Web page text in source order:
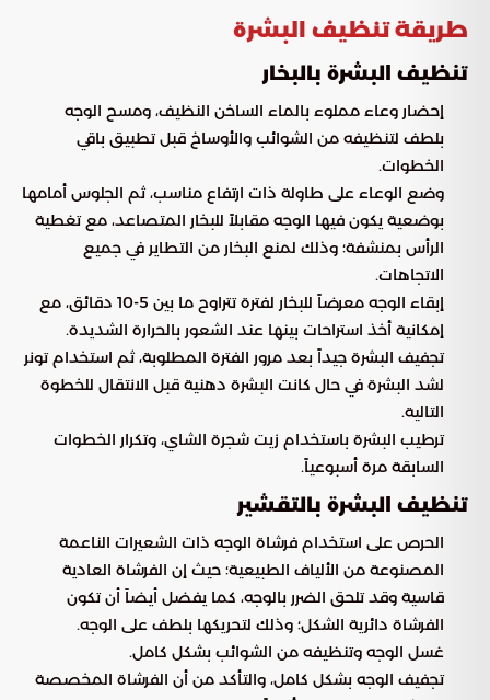
طريقة تنظيف البشرة
تنظيف البشرة بالبخار
إحضار وعاء مملوء بالماء الساخن النظيف، ومسح الوجه
بلطف لتنظيفه من الشوائب والأوساخ قبل تطبيق باقي
الخطوات.
وضع الوعاء على طاولة ذات ارتفاع مناسب، ثم الجلوس أمامها
بوضعية يكون فيها الوجه مقابلاً للبخار المتصاعد، مع تغطية
الرأس بمنشفة؛ وذلك لمنع البخار من التطاير في جميع
الاتجاهات.
إبقاء الوجه معرضاً للبخار لفترة تتراوح ما بين 5-10 دقائق، مع
إمكانية أخذ استراحات بينها عند الشعور بالحرارة الشديدة.
تجفيف البشرة جيداً بعد مرور الفترة المطلوبة، ثم استخدام تونر
لشد البشرة في حال كانت البشرة دهنية قبل الانتقال للخطوة
التالية.
ترطيب البشرة باستخدام زيت شجرة الشاي، وتكرار الخطوات
السابقة مرة أسبوعياً.
تنظيف البشرة بالتقشير
الحرص على استخدام فرشاة الوجه ذات الشعيرات الناعمة
المصنوعة من الألياف الطبيعية؛ حيث إن الفرشاة العادية
قاسية وقد تلحق الضرر بالوجه، كما يفضل أيضاً أن تكون
الفرشاة دائرية الشكل؛ وذلك لتحريكها بلطف على الوجه.
غسل الوجه وتنظيفه من الشوائب بشكل كامل.
تجفيف الوجه بشكل كامل، والتأكد من أن الفرشاة المخصصة